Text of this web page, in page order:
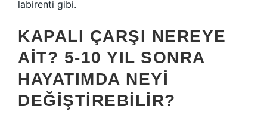
labirenti gibi.
KAPALI ÇARŞI NEREYE
AIT? 5-10 YIL SONRA
HAYATIMDA NEYI
DEĞIŞTIREBILIR?